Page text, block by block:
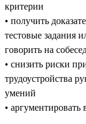
критерии
• получить
тестовые задания
говорить на
• снизить риски
трудоустройства
умений
•